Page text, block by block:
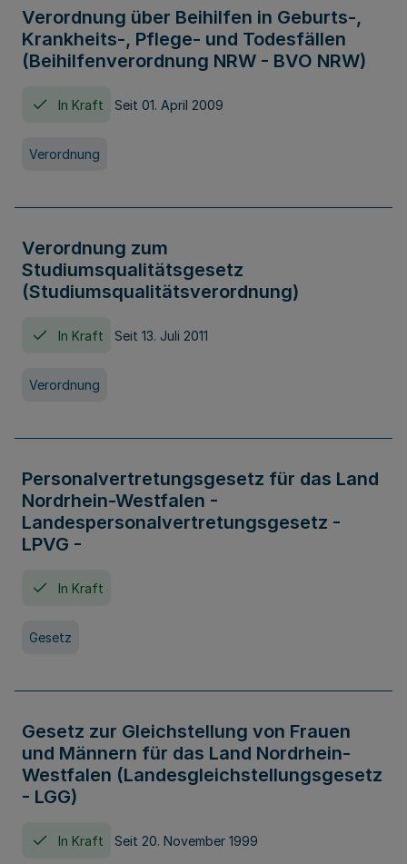
Verordnung über Beihilfen in Geburts-,
Krankheits-, Pflege- und Todesfällen
(Beihilfenverordnung NRW - BVO NRW)
In Kraft Seit 01. April 2009
Verordnung
Verordnung zum
Studiumsqualitätsgesetz
(Studiumsqualitätsverordnung)
In Kraft Seit 13. Juli 2011
Verordnung
Personalvertretungsgesetz für das Land
Nordrhein-Westfalen -
Landespersonalvertretungsgesetz -
LPVG -
In Kraft
Gesetz
Gesetz zur Gleichstellung von Frauen
und Männern für das Land Nordrhein-
Westfalen (Landesgleichstellungsgesetz
- LGG)
In Kraft Seit 20. November 1999